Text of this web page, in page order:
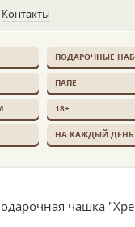
Контакты
ПОДАРОЧНЫЕ
ПАПЕ
18+
НА КАЖДЫЙ ДЕНЬ
чашка